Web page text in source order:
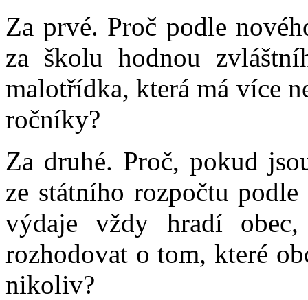
Za prvé. Proč podle
za školu hodnou
malotřídka, která má více
ročníky?
Za druhé. Proč, pokud
ze státního rozpočtu
výdaje vždy hradí
rozhodovat o tom, které
nikoliv?